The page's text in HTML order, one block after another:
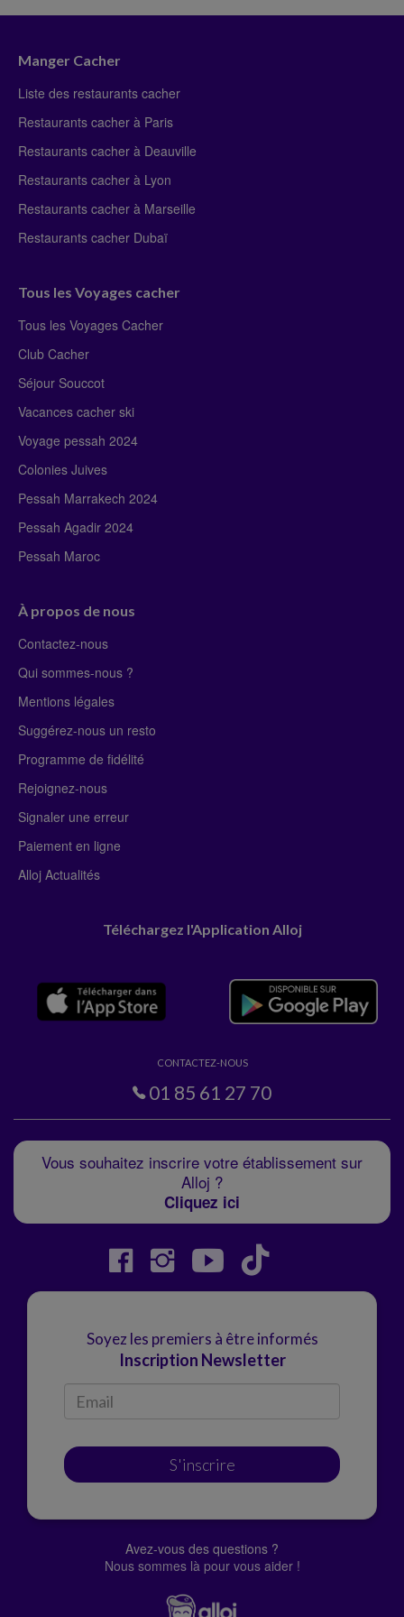
Manger Cacher
Liste des restaurants cacher
Restaurants cacher à Paris
Restaurants cacher à Deauville
Restaurants cacher à Lyon
Restaurants cacher à Marseille
Restaurants cacher Dubaï
Tous les Voyages cacher
Tous les Voyages Cacher
Club Cacher
Séjour Souccot
Vacances cacher ski
Voyage pessah 2024
Colonies Juives
Pessah Marrakech 2024
Pessah Agadir 2024
Pessah Maroc
À propos de nous
Contactez-nous
Qui sommes-nous ?
Mentions légales
Suggérez-nous un resto
Programme de fidélité
Rejoignez-nous
Signaler une erreur
Paiement en ligne
Alloj Actualités
Téléchargez l'Application Alloj
CONTACTEZ-NOUS
01 85 61 27 70
Vous souhaitez inscrire votre établissement sur
Alloj ?
Cliquez ici
Soyez les premiers à être informés
Inscription Newsletter
S'inscrire
Avez-vous des questions ?
Nous sommes là pour vous aider !